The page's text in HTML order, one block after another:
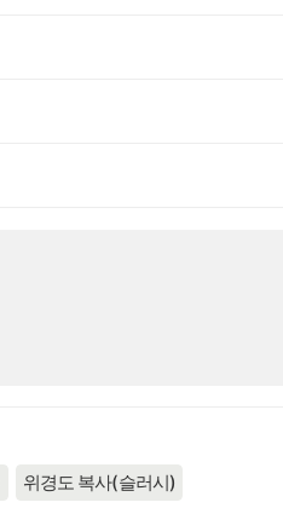
위경도 복사(슬러시)